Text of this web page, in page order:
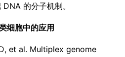
的分子机制。
细胞中的应用
et al. Multiplex genome